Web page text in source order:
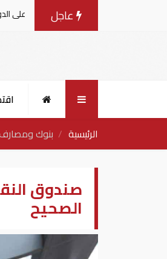
عاجل
دولة يعد هجوما على الدول الثلاث جميعا
الرئيسية
بنوك
صندوق
الصحيح